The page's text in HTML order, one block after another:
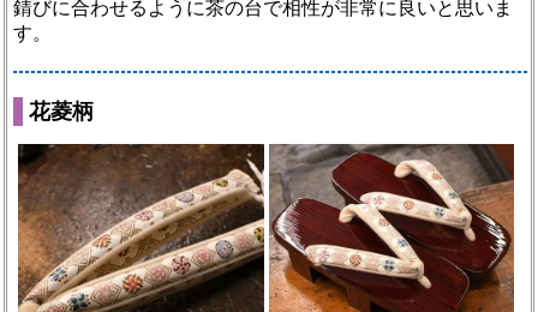
錆びに合わせるように茶の台で相性が非常に良いと思いま
す。
花菱柄